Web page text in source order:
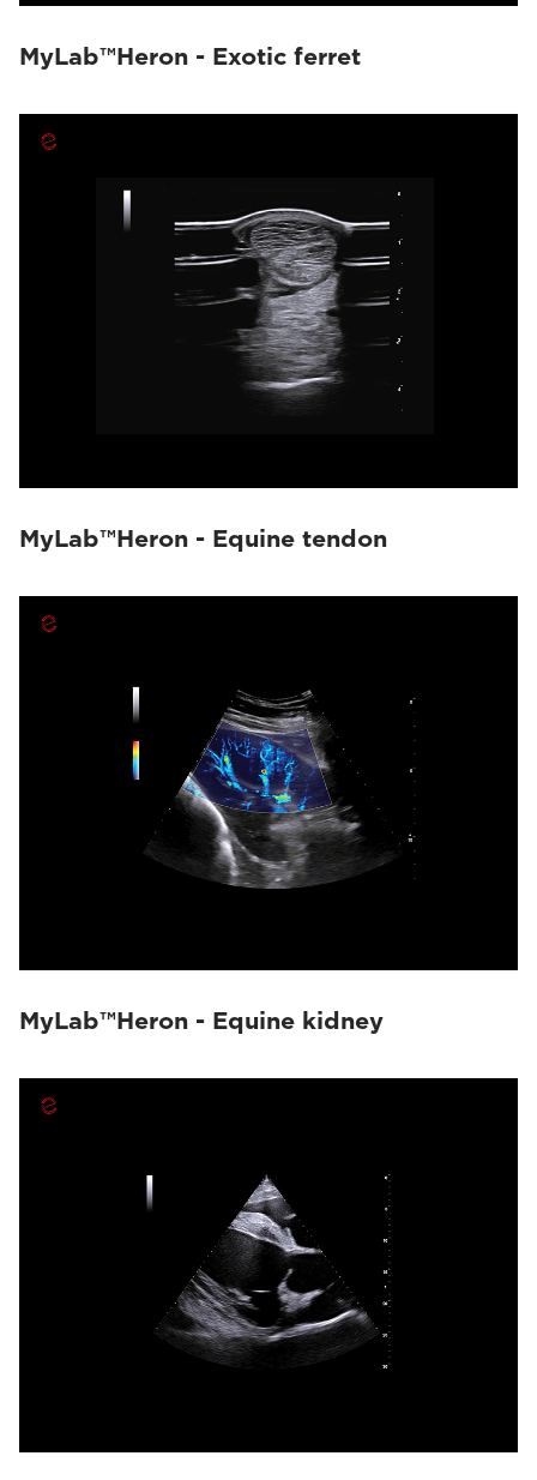
MyLab™Heron - Exotic ferret
MyLab™Heron - Equine tendon
MyLab™Heron - Equine kidney